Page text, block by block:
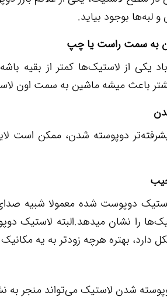
و لبه‌ها بوجود بیاید.
به سمت راست یا چپ
یکی از لاستیک‌ها کمتر از بقیه
باعث میشه ماشین به سمت اون
دوپوسته شدن، ممکن است
دوپوست شده معمولا شبیه
را نشان میدهد.البته لاستیک
دارد، بهتره هرچه زودتر به یه
شدن لاستیک می‌تواند منجر